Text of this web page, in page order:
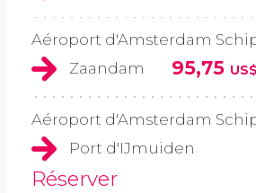
Aéroport d'Amsterdam
Zaandam
95,75 US$
Aéroport d'Amsterdam
Port d'IJmuiden
Réserver